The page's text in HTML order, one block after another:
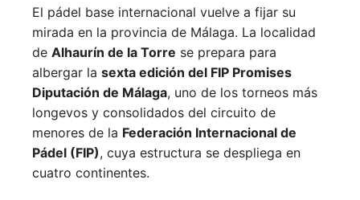
El pádel base internacional vuelve a fijar su
mirada en la provincia de Málaga. La localidad
de Alhaurín de la Torre se prepara para
albergar la sexta edición del FIP Promises
Diputación de Málaga, uno de los torneos más
longevos y consolidados del circuito de
menores de la Federación Internacional de
Pádel (FIP), cuya estructura se despliega en
cuatro continentes.